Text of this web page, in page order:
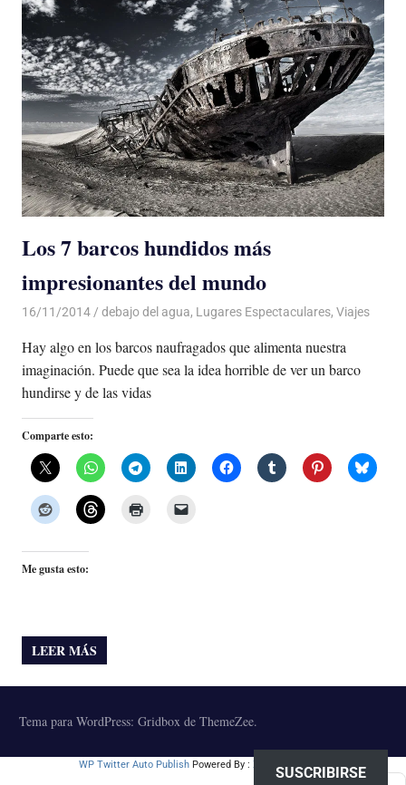
Los 7 barcos hundidos más
impresionantes del mundo
16/11/2014 Luis Castellanos
debajo del agua, Lugares Espectaculares, Viajes
Hay algo en los barcos naufragados que alimenta nuestra
imaginación. Puede que sea la idea horrible de ver un barco
hundirse y de las vidas
Comparte esto:
Me gusta esto:
LEER MÁS
Tema para WordPress: Gridbox de ThemeZee.
WP Twitter Auto Publish Powered By : XYZScripts.com
SUSCRIBIRSE